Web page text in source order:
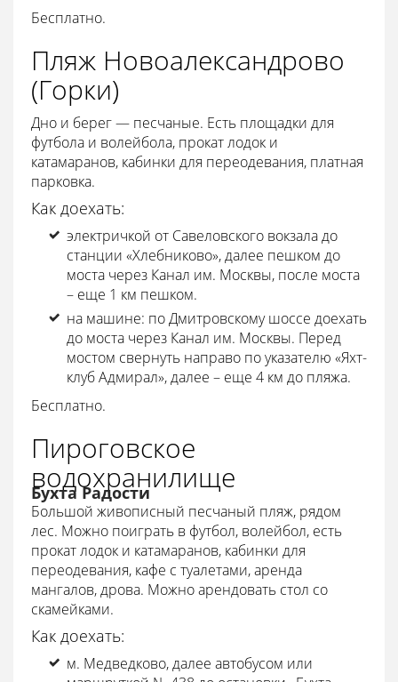
Бесплатно.
Пляж Новоалександрово
(Горки)
Дно и берег — песчаные. Есть площадки для
футбола и волейбола, прокат лодок и
катамаранов, кабинки для переодевания, платная
парковка.
Как доехать:
электричкой от Савеловского вокзала до
станции «Хлебниково», далее пешком до
моста через Канал им. Москвы, после моста
– еще 1 км пешком.
на машине: по Дмитровскому шоссе доехать
до моста через Канал им. Москвы. Перед
мостом свернуть направо по указателю «Яхт-
клуб Адмирал», далее – еще 4 км до пляжа.
Бесплатно.
Пироговское
водохранилище
Бухта Радости
Большой живописный песчаный пляж, рядом
лес. Можно поиграть в футбол, волейбол, есть
прокат лодок и катамаранов, кабинки для
переодевания, кафе с туалетами, аренда
мангалов, дрова. Можно арендовать стол со
скамейками.
Как доехать:
м. Медведково, далее автобусом или